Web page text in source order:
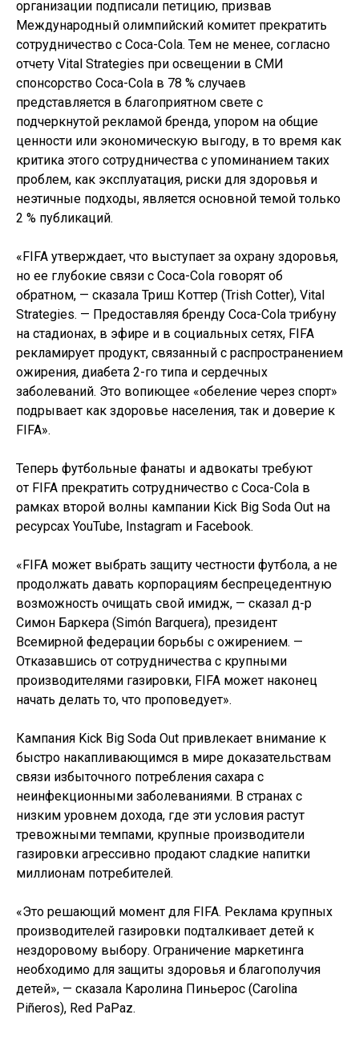
организации подписали петицию, призвав
Международный олимпийский комитет прекратить
сотрудничество с Coca-Cola. Тем не менее, согласно
отчету Vital Strategies при освещении в СМИ
спонсорство Coca-Cola в 78 % случаев
представляется в благоприятном свете с
подчеркнутой рекламой бренда, упором на общие
ценности или экономическую выгоду, в то время как
критика этого сотрудничества с упоминанием таких
проблем, как эксплуатация, риски для здоровья и
неэтичные подходы, является основной темой только
2 % публикаций.
«FIFA утверждает, что выступает за охрану здоровья,
но ее глубокие связи с Coca-Cola говорят об
обратном, — сказала Триш Коттер (Trish Cotter), Vital
Strategies. — Предоставляя бренду Coca-Cola трибуну
на стадионах, в эфире и в социальных сетях, FIFA
рекламирует продукт, связанный с распространением
ожирения, диабета 2-го типа и сердечных
заболеваний. Это вопиющее «обеление через спорт»
подрывает как здоровье населения, так и доверие к
FIFA».
Теперь футбольные фанаты и адвокаты требуют
от FIFA прекратить сотрудничество с Coca-Cola в
рамках второй волны кампании Kick Big Soda Out на
ресурсах YouTube, Instagram и Facebook.
«FIFA может выбрать защиту честности футбола, а не
продолжать давать корпорациям беспрецедентную
возможность очищать свой имидж, — сказал д-р
Симон Баркера (Simón Barquera), президент
Всемирной федерации борьбы с ожирением. —
Отказавшись от сотрудничества с крупными
производителями газировки, FIFA может наконец
начать делать то, что проповедует».
Кампания Kick Big Soda Out привлекает внимание к
быстро накапливающимся в мире доказательствам
связи избыточного потребления сахара с
неинфекционными заболеваниями. В странах с
низким уровнем дохода, где эти условия растут
тревожными темпами, крупные производители
газировки агрессивно продают сладкие напитки
миллионам потребителей.
«Это решающий момент для FIFA. Реклама крупных
производителей газировки подталкивает детей к
нездоровому выбору. Ограничение маркетинга
необходимо для защиты здоровья и благополучия
детей», — сказала Каролина Пиньерос (Carolina
Piñeros), Red PaPaz.